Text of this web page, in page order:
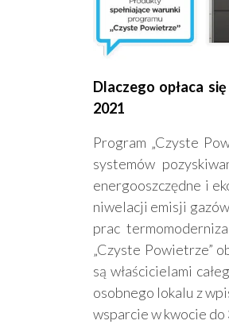
Dlaczego opłaca
2021
Program „Czyste
systemów
energooszczędne i
niwelacji emisji
prac
„Czyste Powietrze”
są właścicielami
osobnego lokalu z
wsparcie w kwocie do